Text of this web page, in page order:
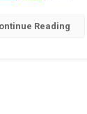
Reading